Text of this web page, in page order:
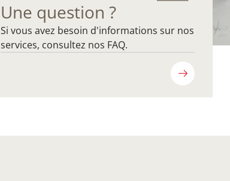
Une question ?
Si vous avez besoin d'informations sur nos
services, consultez nos FAQ.